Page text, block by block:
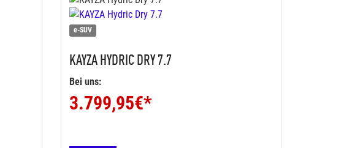
e-SUV
KAYZAHYDRIC DRY 7.7
Bei uns:
3.799,95€*